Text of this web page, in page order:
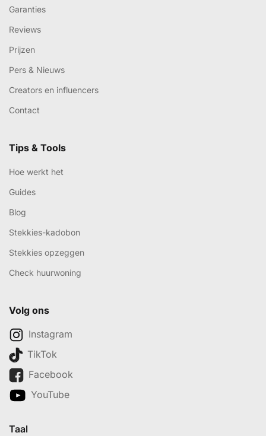
Garanties
Reviews
Prijzen
Pers & Nieuws
Creators en influencers
Contact
Tips & Tools
Hoe werkt het
Guides
Blog
Stekkies-kadobon
Stekkies opzeggen
Check huurwoning
Volg ons
Instagram
TikTok
Facebook
YouTube
Taal